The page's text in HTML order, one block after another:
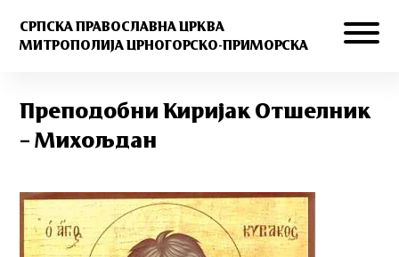
СРПСКА ПРАВОСЛАВНА ЦРКВА
МИТРОПОЛИЈА ЦРНОГОРСКО-ПРИМОРСКА
Преподобни Киријак Отшелник
– Михољдан